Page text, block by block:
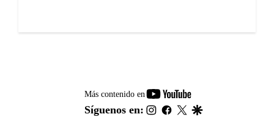
Más contenido en
youtube-
footer
Síguenos en: instagram
facebook
twitter